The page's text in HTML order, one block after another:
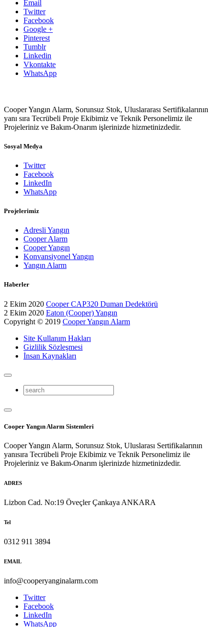
Email
Twitter
Facebook
Google +
Pinterest
Tumblr
Linkedin
Vkontakte
WhatsApp
Cooper Yangın Alarm, Sorunsuz Stok, Uluslararası Sertifikalarının
yanı sıra Tecrübeli Proje Ekibimiz ve Teknik Personelimiz ile
Projeleriniz ve Bakım-Onarım işlerinizde hizmetinizdedir.
Sosyal Medya
Twitter
Facebook
LinkedIn
WhatsApp
Projelerimiz
Adresli Yangın
Cooper Alarm
Cooper Yangın
Konvansiyonel Yangın
Yangın Alarm
Haberler
2 Ekim 2020 Cooper CAP320 Duman Dedektörü
2 Ekim 2020 Eaton (Cooper) Yangın
Copyright © 2019 Cooper Yangın Alarm
Site Kullanım Hakları
Gizlilik Sözleşmesi
İnsan Kaynakları
Cooper Yangın Alarm Sistemleri
Cooper Yangın Alarm, Sorunsuz Stok, Uluslarası Sertifikalarının
yanısıra Tecrübeli Proje Ekibimiz ve Teknik Personelimiz ile
Projeleriniz ve Bakım-Onarım işlerinizde hizmetinizdedir.
ADRES
Lizbon Cad. No:19 Öveçler Çankaya ANKARA
Tel
0312 911 3894
EMAIL
info@cooperyanginalarm.com
Twitter
Facebook
LinkedIn
WhatsApp